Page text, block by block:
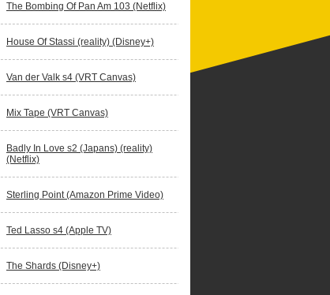
The Bombing Of Pan Am 103 (Netflix)
House Of Stassi (reality) (Disney+)
Van der Valk s4 (VRT Canvas)
Mix Tape (VRT Canvas)
Badly In Love s2 (Japans) (reality)
(Netflix)
Sterling Point (Amazon Prime Video)
Ted Lasso s4 (Apple TV)
The Shards (Disney+)